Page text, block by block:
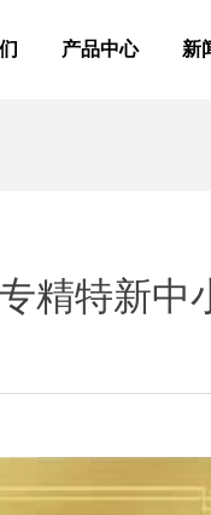
产品中心 新
精特新中